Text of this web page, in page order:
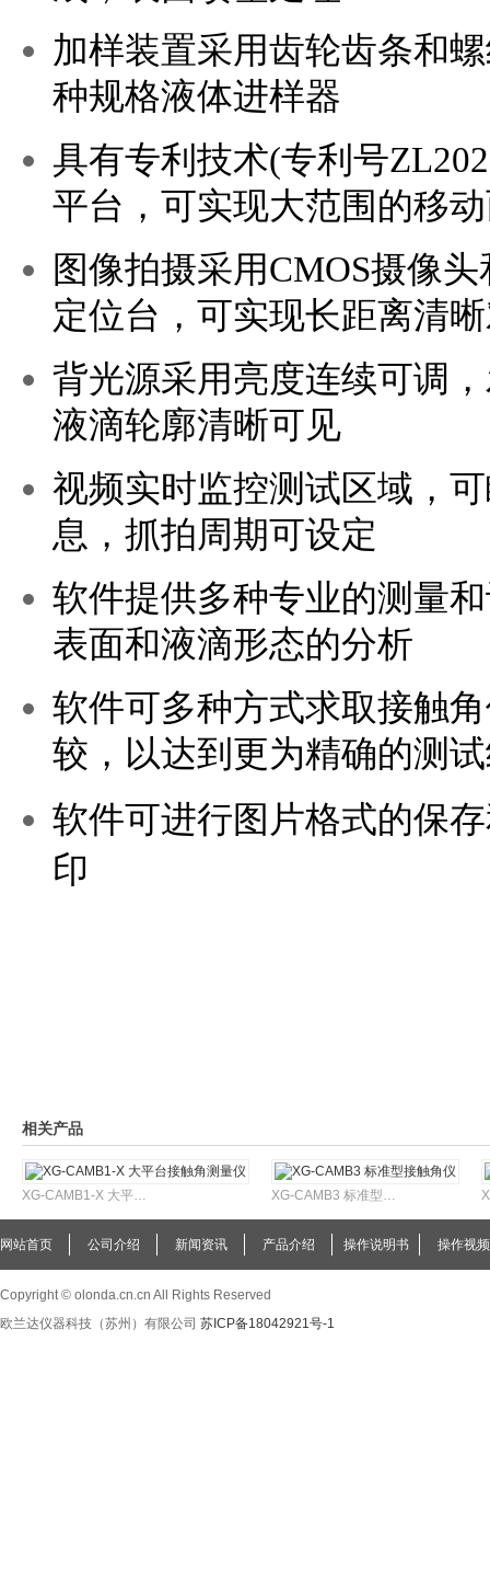
加样装置采用齿轮齿条和
种规格液体进样器
具有专利技术(专利号
平台，可实现大范围的移
图像拍摄采用CMOS摄像头
定位台，可实现长距离清
背光源采用亮度连续可调
液滴轮廓清晰可见
视频实时监控测试区域，
息，抓拍周期可设定
软件提供多种专业的测量
表面和液滴形态的分析
软件可多种方式求取接触
较，以达到更为精确的测
软件可进行图片格式的保
印
相关产品
XG-CAMB1-X 大平台接触角测量仪 XG-CAMB3 标准型接触角仪
网站首页 公司介绍 新闻资讯 产品介绍 操作说明书 操作视频
Copyright © olonda.cn.cn All Rights Reserved
欧兰达仪器科技（苏州）有限公司 苏ICP备18042921号-1